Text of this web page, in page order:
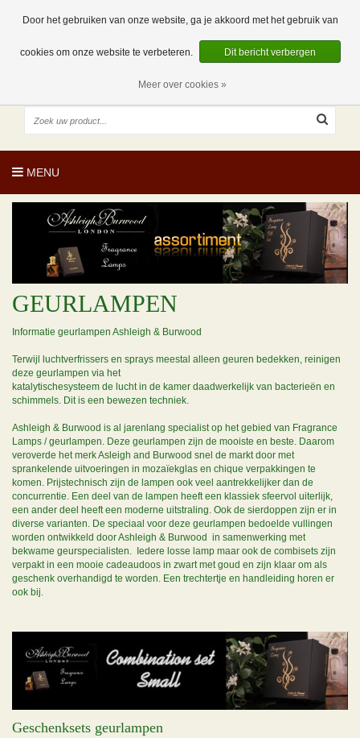
0 Artikelen
NL
EUR
MENU
GEURLAMPEN
Informatie geurlampen Ashleigh & Burwood
Terwijl luchtverfrissers en sprays meestal alleen geuren bedekken, reinigen
deze geurlampen via het
katalytischesysteem de lucht in de kamer daadwerkelijk van bacterieën en
schimmels. Dit is een bewezen techniek.
Ashleigh & Burwood is al jarenlang specialist op het gebied van Fragrance
Lamps / geurlampen. Deze geurlampen zijn de mooiste en beste. Daarom
veroverde het merk Asleigh and Burwood snel de markt door met
sprankelende uitvoeringen in mozaïekglas en chique verpakkingen te
komen. Prijstechnisch zijn de lampen ook veel aantrekkelijker dan de
concurrentie. Een deel van de lampen heeft een klassiek sfeervol uiterlijk,
een ander deel heeft een moderne uitstraling. Ook de sierdoppen zijn er in
diverse varianten. De speciaal voor deze geurlampen bedoelde vullingen
worden ontwikkeld door Ashleigh & Burwood in samenwerking met
bekwame geurspecialisten. Iedere losse lamp maar ook de combisets zijn
verpakt in een mooie cadeaudoos in zwart met goud en zijn klaar om als
geschenk overhandigd te worden. Een trechtertje en handleiding horen er
ook bij.
Geschenksets geurlampen
Door het gebruiken van onze website, ga je akkoord met het gebruik van
cookies om onze website te verbeteren. Dit bericht verbergen
Meer over cookies »